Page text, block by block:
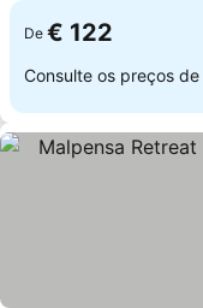
De € 122
Consulte os preços de